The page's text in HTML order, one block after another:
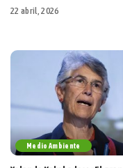
22 abril, 2026
Medio Ambiente